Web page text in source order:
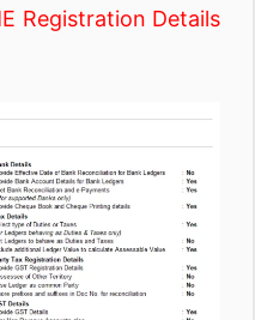
Registration Details